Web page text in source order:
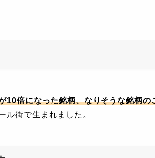
10倍になった銘柄、なりそうな銘柄の
ル街で生まれました。